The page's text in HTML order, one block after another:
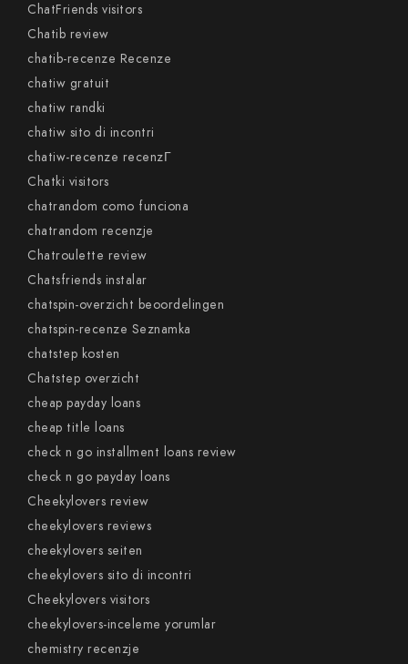
ChatFriends visitors
Chatib review
chatib-recenze Recenze
chatiw gratuit
chatiw randki
chatiw sito di incontri
chatiw-recenze recenzГ­
Chatki visitors
chatrandom como funciona
chatrandom recenzje
Chatroulette review
Chatsfriends instalar
chatspin-overzicht beoordelingen
chatspin-recenze Seznamka
chatstep kosten
Chatstep overzicht
cheap payday loans
cheap title loans
check n go installment loans review
check n go payday loans
Cheekylovers review
cheekylovers reviews
cheekylovers seiten
cheekylovers sito di incontri
Cheekylovers visitors
cheekylovers-inceleme yorumlar
chemistry recenzje